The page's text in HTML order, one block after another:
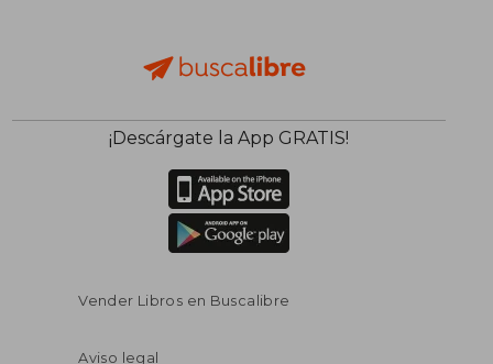
¡Descárgate la App GRATIS!
Vender Libros en Buscalibre
Aviso legal